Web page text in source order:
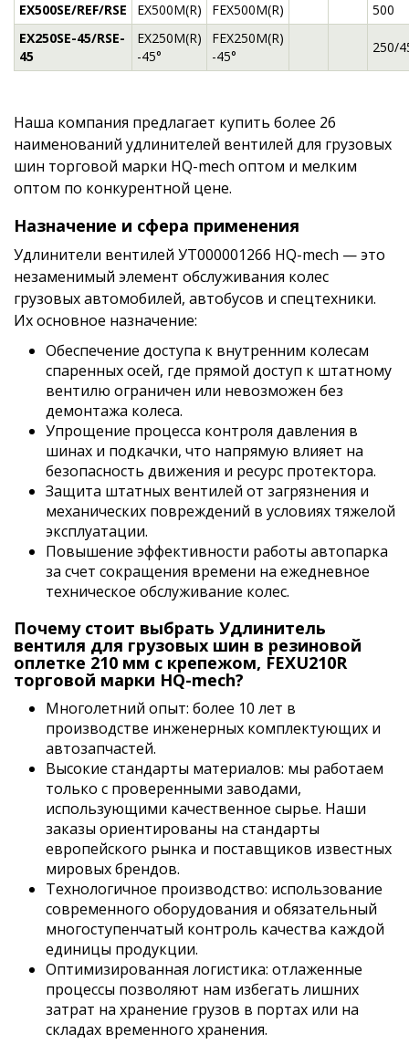
EX500SE/REF/RSE
EX500M(R) FEX500M(R)
500
EX250SE-45/RSE-
45
EX250M(R)
-45°
FEX250M(R)
-45°
250/
Наша компания предлагает купить более 26
наименований удлинителей вентилей для грузовых
шин торговой марки HQ-mech оптом и мелким
оптом по конкурентной цене.
Назначение и сфера применения
Удлинители вентилей УТ000001266 HQ-mech — это
незаменимый элемент обслуживания колес
грузовых автомобилей, автобусов и спецтехники.
Их основное назначение:
Обеспечение доступа к внутренним колесам
спаренных осей, где прямой доступ к штатному
вентилю ограничен или невозможен без
демонтажа колеса.
Упрощение процесса контроля давления в
шинах и подкачки, что напрямую влияет на
безопасность движения и ресурс протектора.
Защита штатных вентилей от загрязнения и
механических повреждений в условиях тяжелой
эксплуатации.
Повышение эффективности работы автопарка
за счет сокращения времени на ежедневное
техническое обслуживание колес.
Почему стоит выбрать Удлинитель
вентиля для грузовых шин в резиновой
оплетке 210 мм с крепежом, FЕХU210R
торговой марки HQ-mech?
Многолетний опыт: более 10 лет в
производстве инженерных комплектующих и
автозапчастей.
Высокие стандарты материалов: мы работаем
только с проверенными заводами,
использующими качественное сырье. Наши
заказы ориентированы на стандарты
европейского рынка и поставщиков известных
мировых брендов.
Технологичное производство: использование
современного оборудования и обязательный
многоступенчатый контроль качества каждой
единицы продукции.
Оптимизированная логистика: отлаженные
процессы позволяют нам избегать лишних
затрат на хранение грузов в портах или на
складах временного хранения.